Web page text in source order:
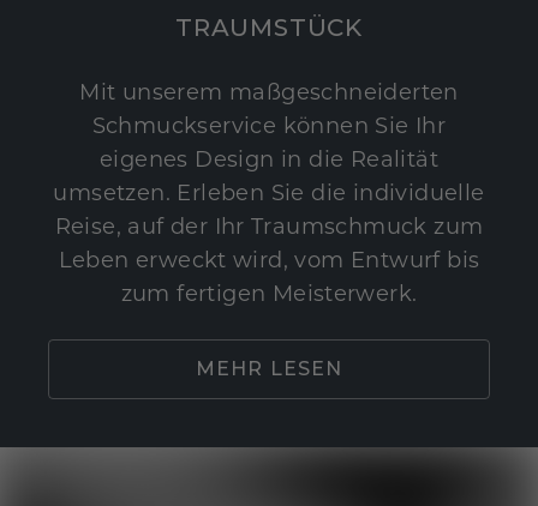
TRAUMSTÜCK
Mit unserem maßgeschneiderten
Schmuckservice können Sie Ihr
eigenes Design in die Realität
umsetzen. Erleben Sie die individuelle
Reise, auf der Ihr Traumschmuck zum
Leben erweckt wird, vom Entwurf bis
zum fertigen Meisterwerk.
MEHR LESEN